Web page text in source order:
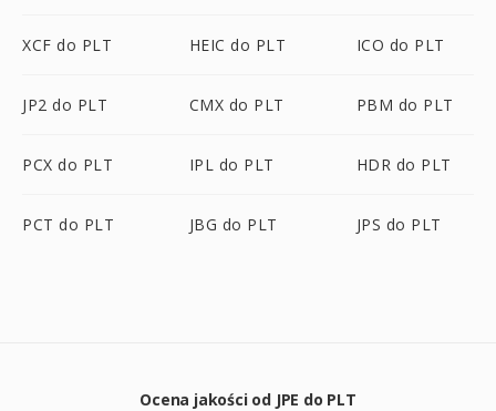
XCF do PLT HEIC do PLT ICO do PLT
JP2 do PLT CMX do PLT PBM do PLT
PCX do PLT IPL do PLT HDR do PLT
PCT do PLT JBG do PLT JPS do PLT
Ocena jakości od JPE do PLT